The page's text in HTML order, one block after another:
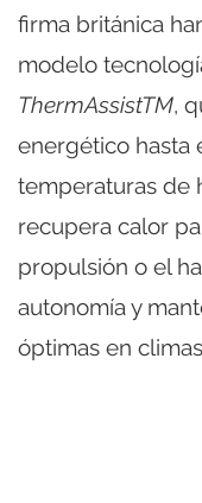
firma británica
modelo
ThermAssistTM,
energético hasta
temperaturas de
recupera calor
propulsión o el
autonomía y
óptimas en